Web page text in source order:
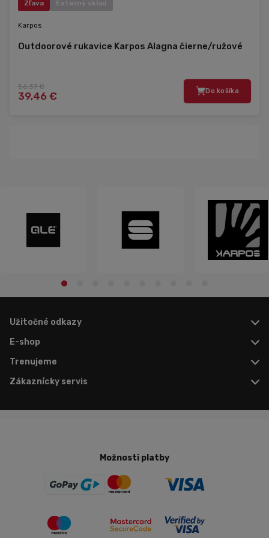
Zľava Externý sklad
Karpos
Outdoorové rukavice Karpos Alagna čierne/ružové
56,37 €
39,46 € Do košíka
Užitočné odkazy
E-shop
Trenujeme
Zákaznícky servis
Možnosti platby